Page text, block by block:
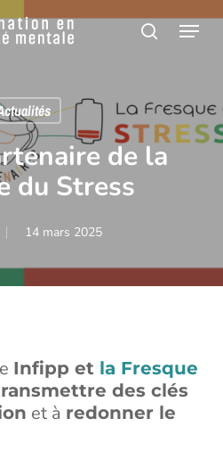
cookies Menu
de la
du Stress
14 mars 2025
Infipp et la Fresque
des clés
et à redonner le